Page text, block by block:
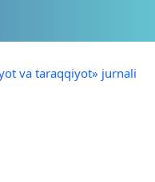
va taraqqiyot» jurnali